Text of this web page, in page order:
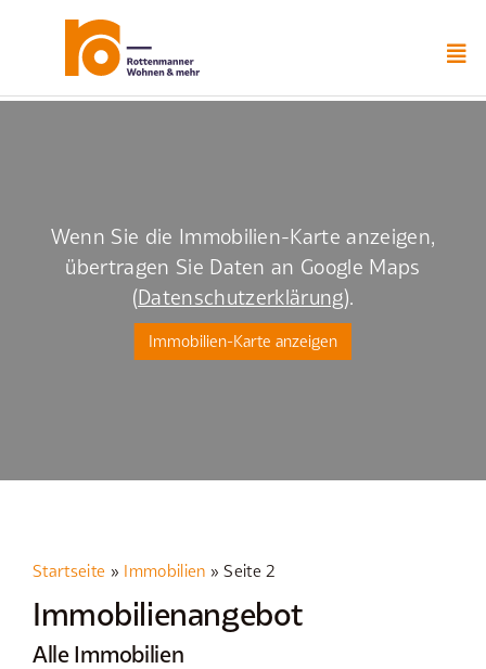
springen
Wenn Sie die Immobilien-Karte anzeigen,
übertragen Sie Daten an Google Maps
(Datenschutzerklärung).
Immobilien-Karte anzeigen
Startseite » Immobilien »Seite 2
Immobilien­angebot
Alle Immobilien